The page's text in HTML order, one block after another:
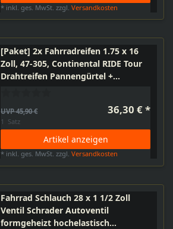
* inkl. ges. MwSt. zzgl.Versandkosten
[Paket] 2x Fahrradreifen 1.75 x 16
Zoll, 47-305, Continental RIDE Tour
Drahtreifen Pannengürtel +
UVP 45,90 € 36,30 € *
1 Satz
Artikel anzeigen
* inkl. ges. MwSt. zzgl.Versandkosten
Fahrrad Schlauch 28 x 1 1/2 Zoll
Ventil Schrader Autoventil
formgeheizt hochelastisch